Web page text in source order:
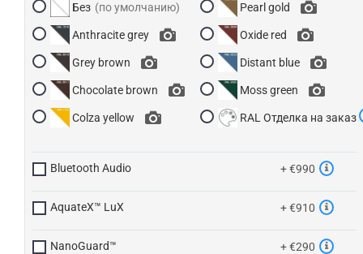
Без
Anthracite grey
Grey brown
Chocolate brown
Colza yellow
Pearl gold
Oxide red
Distant blue
Moss green
RAL Отделка на заказ
Bluetooth Audio + €990
AquateX™ LuX + €910
NanoGuard™ + €290